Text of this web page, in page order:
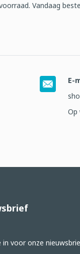
Vandaag
E-
Op
in voor onze